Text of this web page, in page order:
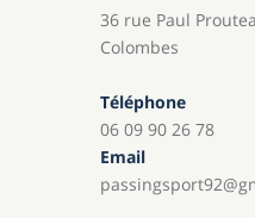
36 rue Paul
Colombes
Téléphone
06 09 90 26 78
Email